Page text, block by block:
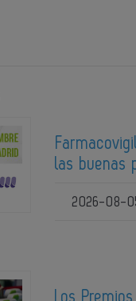
las buenas
2026-08-
Los